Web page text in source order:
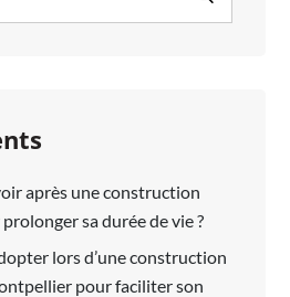
après une construction
sa durée de vie ?
lors d’une construction
pour faciliter son